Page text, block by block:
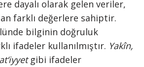
dayalı olarak gelen veriler,
farklı değerlere sahiptir.
bilginin doğruluk
ifadeler kullanılmıştır. Yakîn,
gibi ifadeler